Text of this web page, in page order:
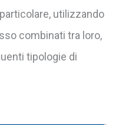
utilizzando
combinati tra loro,
tipologie di